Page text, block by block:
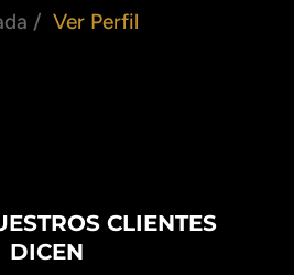
/ Ver Perfil
CLIENTES
DICEN